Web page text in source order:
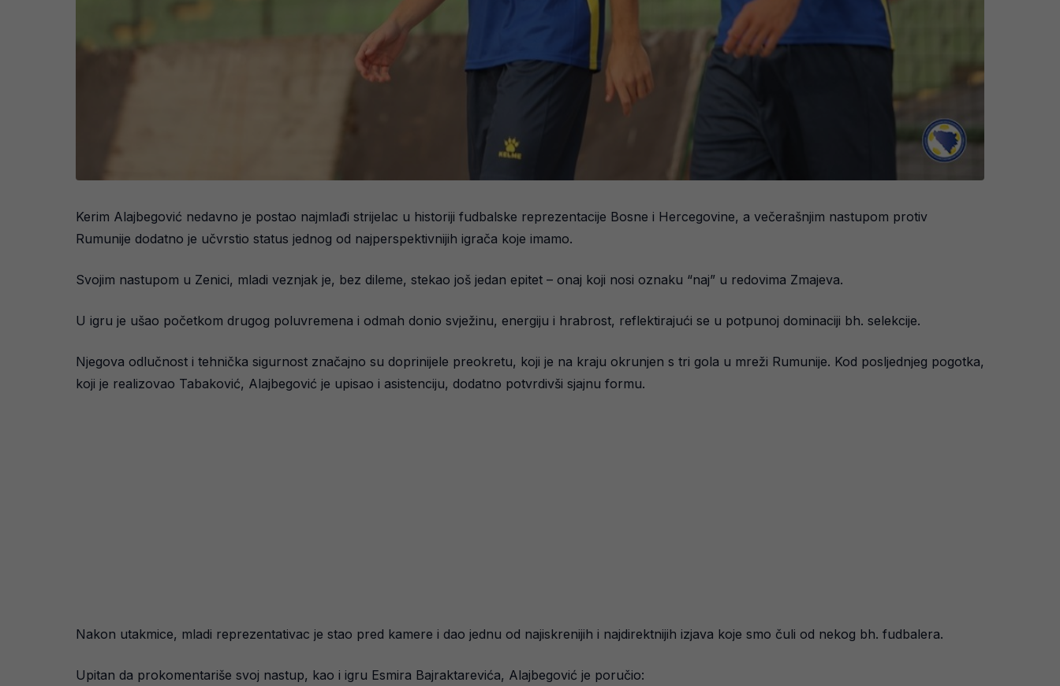
Kerim Alajbegović nedavno je postao najmlađi strijelac u historiji fudbalske reprezentacije Bosne i Hercegovine, a večerašnjim nastupom protiv
Rumunije dodatno je učvrstio status jednog od najperspektivnijih igrača koje imamo.
Svojim nastupom u Zenici, mladi veznjak je, bez dileme, stekao još jedan epitet – onaj koji nosi oznaku “naj” u redovima Zmajeva.
U igru je ušao početkom drugog poluvremena i odmah donio svježinu, energiju i hrabrost, reflektirajući se u potpunoj dominaciji bh. selekcije.
Njegova odlučnost i tehnička sigurnost značajno su doprinijele preokretu, koji je na kraju okrunjen s tri gola u mreži Rumunije. Kod posljednjeg pogotka,
koji je realizovao Tabaković, Alajbegović je upisao i asistenciju, dodatno potvrdivši sjajnu formu.
Nakon utakmice, mladi reprezentativac je stao pred kamere i dao jednu od najiskrenijih i najdirektnijih izjava koje smo čuli od nekog bh. fudbalera.
Upitan da prokomentariše svoj nastup, kao i igru Esmira Bajraktarevića, Alajbegović je poručio: